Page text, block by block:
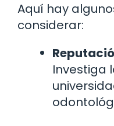
Aquí hay
considerar:
Investiga